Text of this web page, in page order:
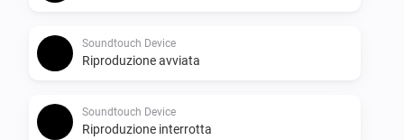
Soundtouch Device
Riproduzione avviata
Soundtouch Device
Riproduzione interrotta